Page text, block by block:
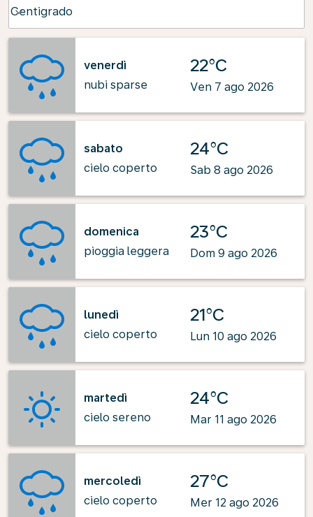
Centigrado
keyboard_arrow_down
venerdì
nubi sparse
22°C
Ven 7 ago 2026
sabato
cielo coperto
24°C
Sab 8 ago 2026
domenica
pioggia leggera
23°C
Dom 9 ago 2026
lunedì
cielo coperto
21°C
Lun 10 ago 2026
martedì
cielo sereno
24°C
Mar 11 ago 2026
mercoledì
cielo coperto
27°C
Mer 12 ago 2026